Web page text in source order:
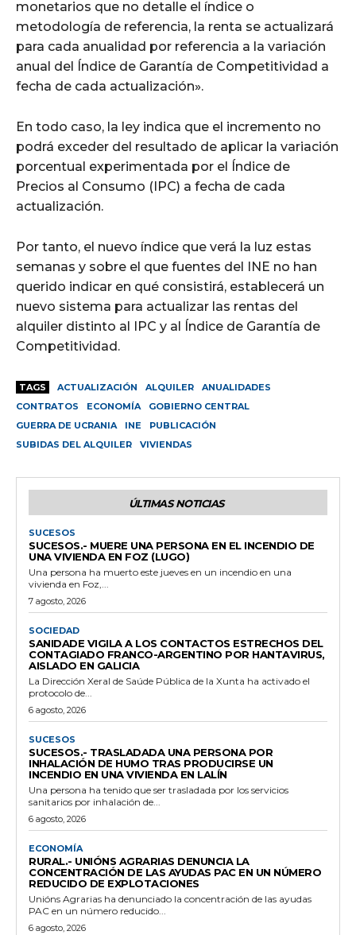
monetarios que no detalle el índice o
metodología de referencia, la renta se actualizará
para cada anualidad por referencia a la variación
anual del Índice de Garantía de Competitividad a
fecha de cada actualización».
En todo caso, la ley indica que el incremento no
podrá exceder del resultado de aplicar la variación
porcentual experimentada por el Índice de
Precios al Consumo (IPC) a fecha de cada
actualización.
Por tanto, el nuevo índice que verá la luz estas
semanas y sobre el que fuentes del INE no han
querido indicar en qué consistirá, establecerá un
nuevo sistema para actualizar las rentas del
alquiler distinto al IPC y al Índice de Garantía de
Competitividad.
TAGS ACTUALIZACIÓN ALQUILER
ANUALIDADES
CONTRATOS
ECONOMÍA
GOBIERNO CENTRAL
GUERRA DE UCRANIA
INE
PUBLICACIÓN
SUBIDAS DEL ALQUILER
VIVIENDAS
ÚLTIMAS NOTICIAS
SUCESOS
SUCESOS.- MUERE UNA PERSONA EN EL INCENDIO DE
UNA VIVIENDA EN FOZ (LUGO)
Una persona ha muerto este jueves en un incendio en una
vivienda en Foz,...
7 agosto, 2026
SOCIEDAD
SANIDADE VIGILA A LOS CONTACTOS ESTRECHOS DEL
CONTAGIADO FRANCO-ARGENTINO POR HANTAVIRUS,
AISLADO EN GALICIA
La Dirección Xeral de Saúde Pública de la Xunta ha activado el
protocolo de...
6 agosto, 2026
SUCESOS
SUCESOS.- TRASLADADA UNA PERSONA POR
INHALACIÓN DE HUMO TRAS PRODUCIRSE UN
INCENDIO EN UNA VIVIENDA EN LALÍN
Una persona ha tenido que ser trasladada por los servicios
sanitarios por inhalación de...
6 agosto, 2026
ECONOMÍA
RURAL.- UNIÓNS AGRARIAS DENUNCIA LA
CONCENTRACIÓN DE LAS AYUDAS PAC EN UN NÚMERO
REDUCIDO DE EXPLOTACIONES
Unións Agrarias ha denunciado la concentración de las ayudas
PAC en un número reducido...
6 agosto, 2026